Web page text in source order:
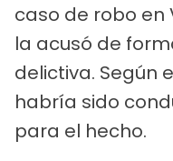
caso de robo en
la acusó de
delictiva. Según
habría sido
para el hecho.